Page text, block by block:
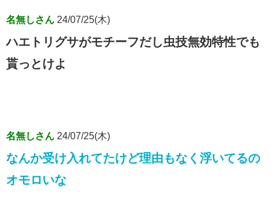
名無しさん 24/07/25(木)
ハエトリグサがモチーフだし虫技無効特性でも
貰っとけよ
名無しさん 24/07/25(木)
なんか受け入れてたけど理由もなく浮いてるの
オモロいな